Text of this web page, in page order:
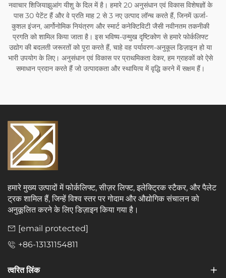
नवाचार शिजियाझुआंग यीशु के दिल में है। हमारे 20 अनुसंधान एवं विकास विशेषज्ञों के
पास 30 पेटेंट हैं और वे प्रति माह 2 से 3 नए उत्पाद लॉन्च करते हैं, जिनमें ऊर्जा-
कुशल इंजन, आर्गोनोमिक नियंत्रण और स्मार्ट कनेक्टिविटी जैसी नवीनतम तकनीकी
प्रगति को शामिल किया जाता है। इस भविष्य-उन्मुख दृष्टिकोण से हमारे फोर्कलिफ्ट
उद्योग की बदलती जरूरतों को पूरा करते हैं, चाहे वह पर्यावरण-अनुकूल डिज़ाइन हो या
भारी उपयोग के लिए। अनुसंधान एवं विकास पर प्राथमिकता देकर, हम ग्राहकों को ऐसे
समाधान प्रदान करते हैं जो उत्पादकता और स्थायित्व में वृद्धि करने में सक्षम हैं।
हमारे मुख्य उत्पादों में फोर्कलिफ्ट, सीज़र लिफ्ट, इलेक्ट्रिक स्टैकर, और पैलेट
ट्रक शामिल हैं, जिन्हें विश्व स्तर पर गोदाम और औद्योगिक संचालन को
अनुकूलित करने के लिए डिज़ाइन किया गया है।
[email protected]
+86-13131154811
त्वरित लिंक